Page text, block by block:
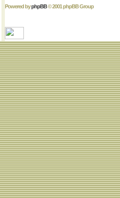
Powered byphpBB© 2001 phpBB Group